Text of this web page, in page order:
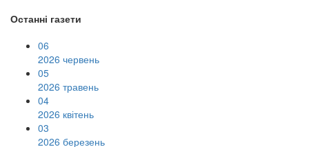
Останні газети
06
2026 червень
05
2026 травень
04
2026 квітень
03
2026 березень